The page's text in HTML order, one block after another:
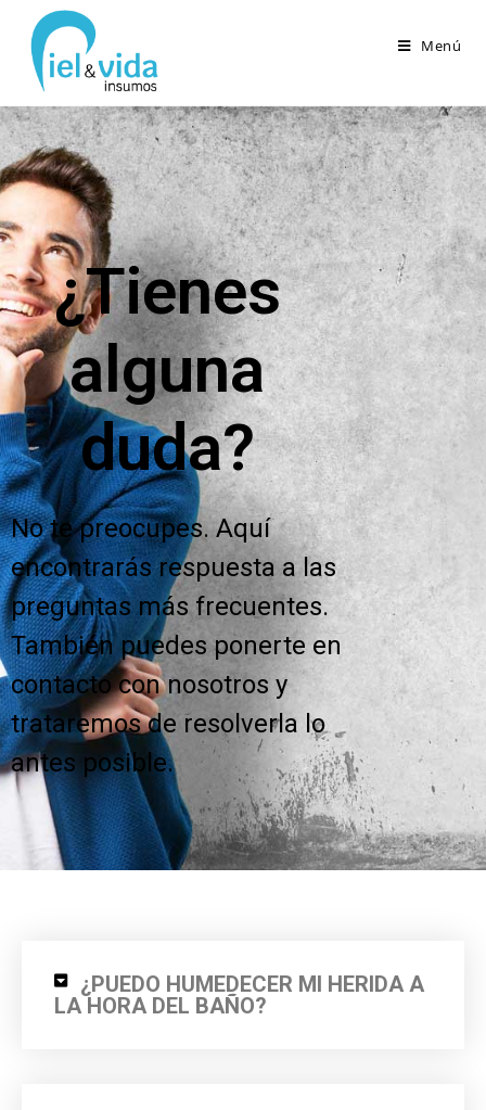
Menú
Preguntas frecuentes
> Preguntas frecuentes
¿Tienes
alguna
duda?
No te preocupes. Aquí
encontrarás respuesta a las
preguntas más frecuentes.
También puedes ponerte en
contacto con nosotros y
trataremos de resolverla lo
antes posible.
¿PUEDO HUMEDECER MI HERIDA A
LA HORA DEL BAÑO?